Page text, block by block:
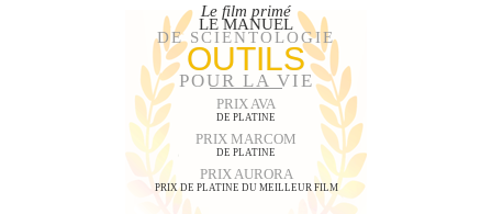
Le film primé
LE MANUEL
DE SCIENTOLOGIE
OUTILS
POUR LA VIE
PRIX AVA
DE PLATINE
PRIX MARCOM
DE PLATINE
PRIX AURORA
PRIX DE PLATINE DU MEILLEUR FILM